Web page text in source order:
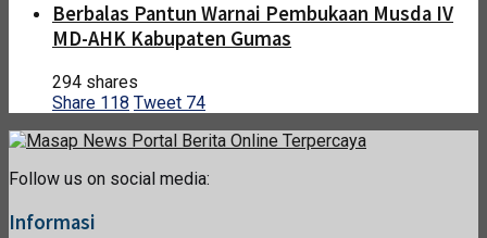
Berbalas Pantun Warnai Pembukaan Musda IV
MD-AHK Kabupaten Gumas
294 shares
Share 118 Tweet 74
Follow us on social media:
Informasi